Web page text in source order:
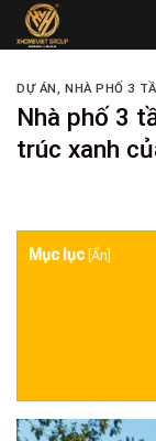
Skip
DỰ ÁN, NHÀ PHỐ 3
Nhà phố 3
trúc xanh
Mục lục Ẩn